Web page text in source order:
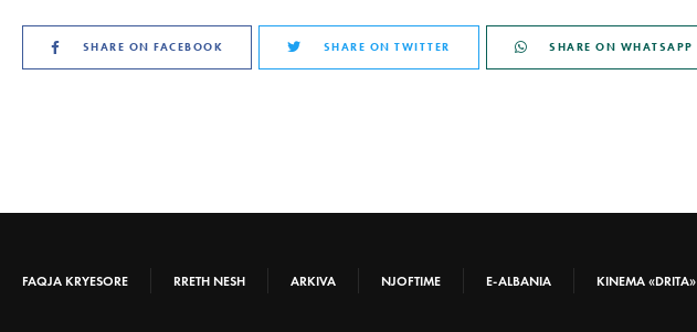
SHARE ON FACEBOOK SHARE ON TWITTER SHARE ON WHATSAPP
FAQJA KRYESORE RRETH NESH ARKIVA NJOFTIME E-ALBANIA KINEMA «DRITA»